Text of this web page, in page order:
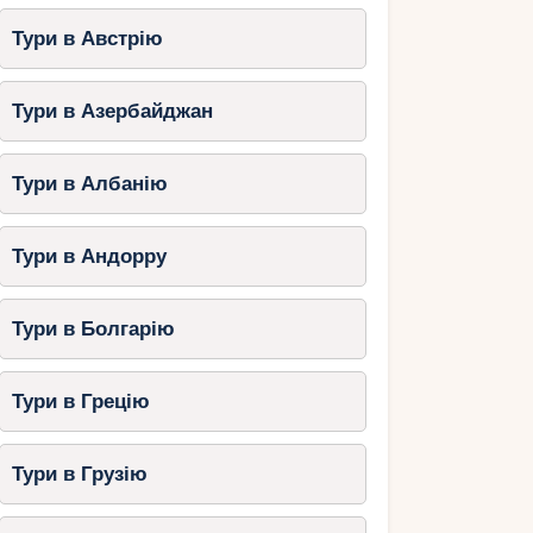
Тури в Австрію
Тури в Азербайджан
Тури в Албанію
Тури в Андорру
Тури в Болгарію
Тури в Грецію
Тури в Грузію